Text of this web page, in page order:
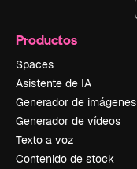
Productos
Spaces
Asistente de IA
Generador de imágenes
Generador de vídeos
Texto a voz
Contenido de stock